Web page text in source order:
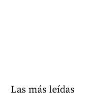
Las más leídas